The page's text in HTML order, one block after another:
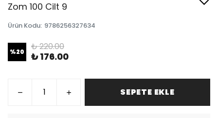
Zom 100 Cilt 9
Ürün Kodu: 9786256327634
%20 ₺ 220.00
₺ 176.00
SEPETE EKLE